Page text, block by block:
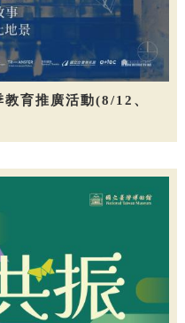
育推廣活動(8/12、